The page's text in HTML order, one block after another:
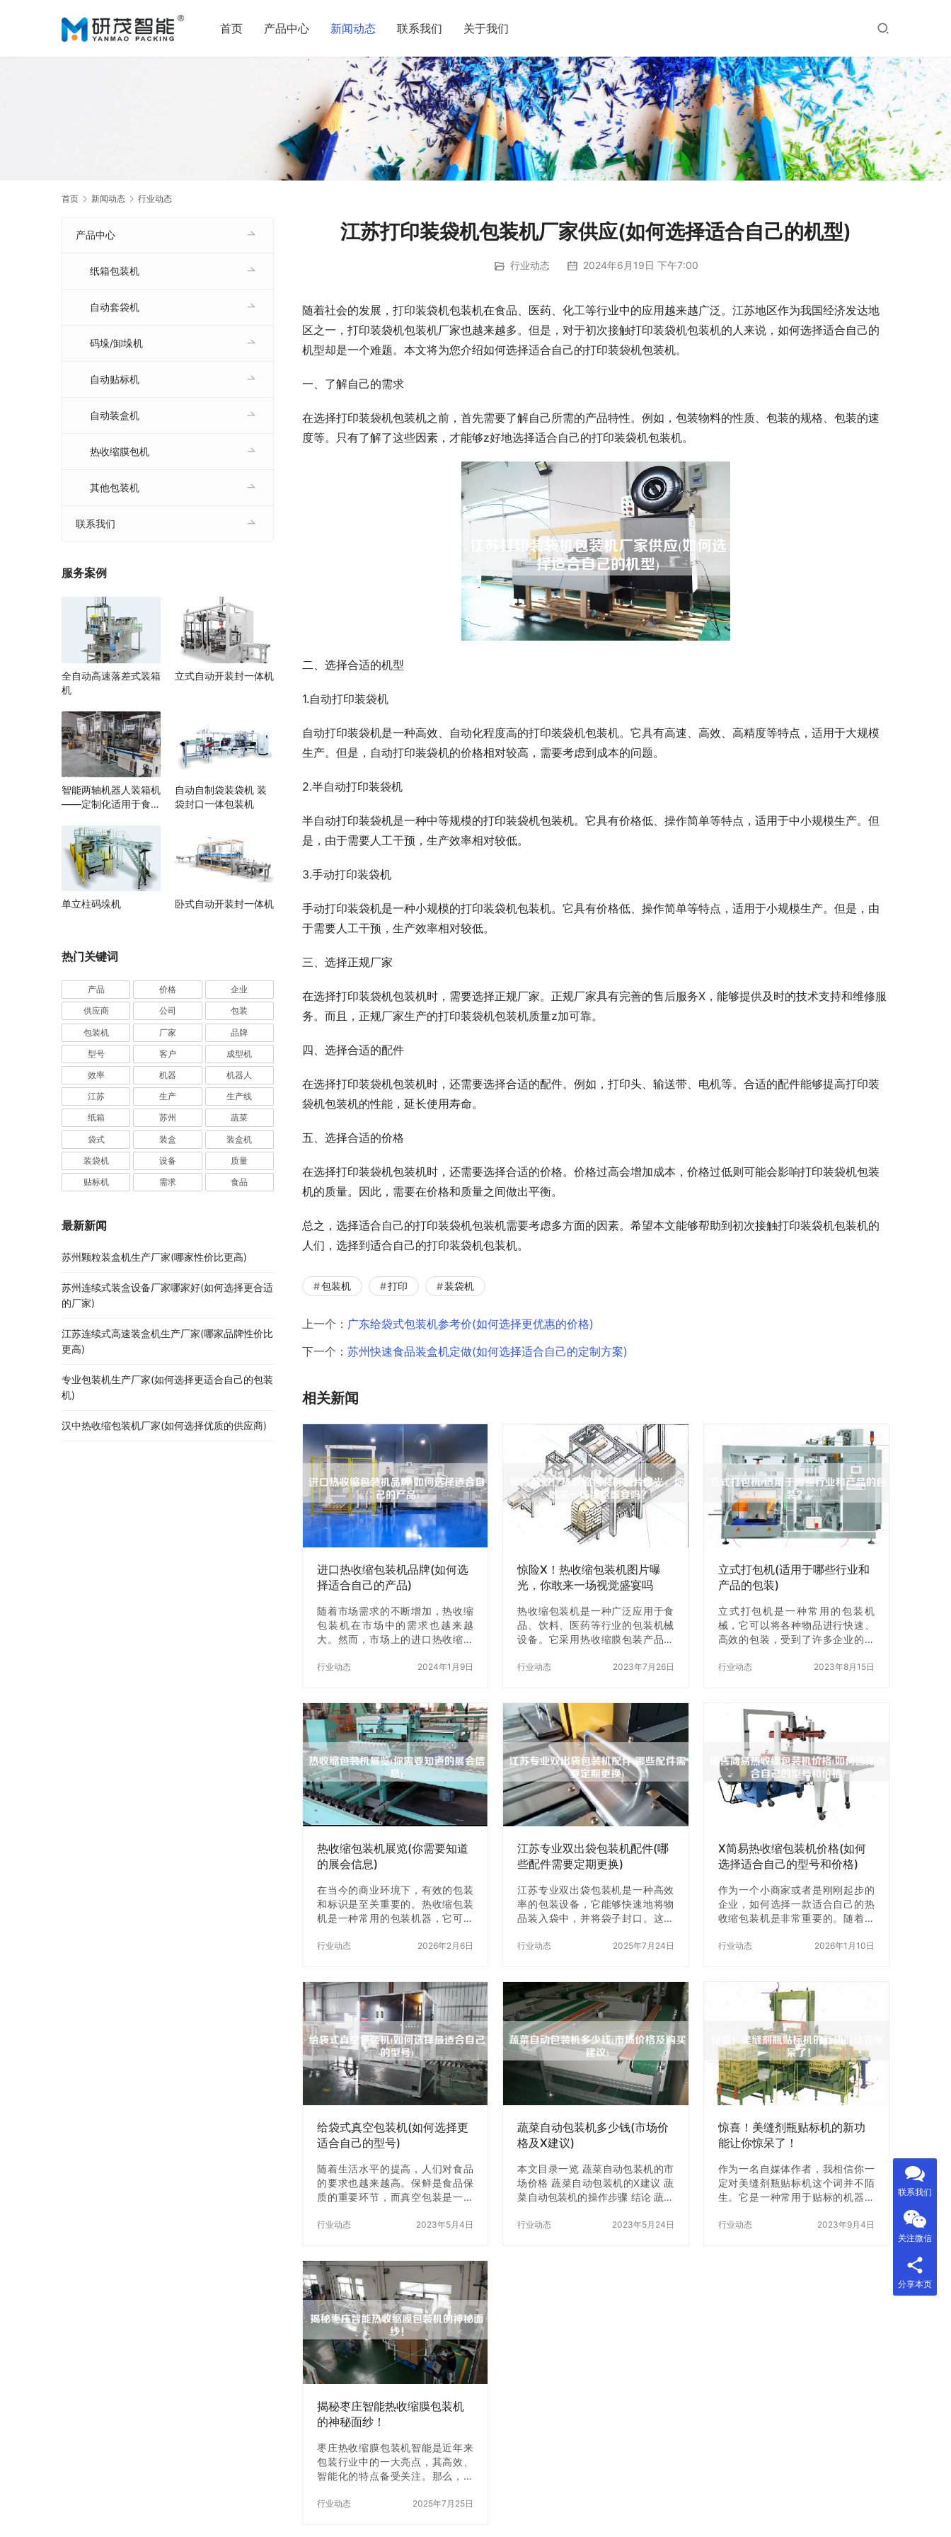
首页 产品中心 新闻动态 联系我们 关于我们
首页 新闻动态 行业动态
江苏打印装袋机包装机厂家供应(如何选择适合自己的机型)
行业动态 2024年6月19日 下午7:00
随着社会的发展，打印装袋机包装机在食品、医药、化工等行业中的应用越来越广泛。江苏地区作为我国经济发达地
区之一，打印装袋机包装机厂家也越来越多。但是，对于初次接触打印装袋机包装机的人来说，如何选择适合自己的
机型却是一个难题。本文将为您介绍如何选择适合自己的打印装袋机包装机。
一、了解自己的需求
在选择打印装袋机包装机之前，首先需要了解自己所需的产品特性。例如，包装物料的性质、包装的规格、包装的速
度等。只有了解了这些因素，才能够z好地选择适合自己的打印装袋机包装机。
二、选择合适的机型
1.自动打印装袋机
自动打印装袋机是一种高效、自动化程度高的打印装袋机包装机。它具有高速、高效、高精度等特点，适用于大规模
生产。但是，自动打印装袋机的价格相对较高，需要考虑到成本的问题。
2.半自动打印装袋机
半自动打印装袋机是一种中等规模的打印装袋机包装机。它具有价格低、操作简单等特点，适用于中小规模生产。但
是，由于需要人工干预，生产效率相对较低。
3.手动打印装袋机
手动打印装袋机是一种小规模的打印装袋机包装机。它具有价格低、操作简单等特点，适用于小规模生产。但是，由
于需要人工干预，生产效率相对较低。
三、选择正规厂家
在选择打印装袋机包装机时，需要选择正规厂家。正规厂家具有完善的售后服务X，能够提供及时的技术支持和维修服
务。而且，正规厂家生产的打印装袋机包装机质量z加可靠。
四、选择合适的配件
在选择打印装袋机包装机时，还需要选择合适的配件。例如，打印头、输送带、电机等。合适的配件能够提高打印装
袋机包装机的性能，延长使用寿命。
五、选择合适的价格
在选择打印装袋机包装机时，还需要选择合适的价格。价格过高会增加成本，价格过低则可能会影响打印装袋机包装
机的质量。因此，需要在价格和质量之间做出平衡。
总之，选择适合自己的打印装袋机包装机需要考虑多方面的因素。希望本文能够帮助到初次接触打印装袋机包装机的
人们，选择到适合自己的打印装袋机包装机。
包装机 打印 装袋机
上一个： 广东给袋式包装机参考价(如何选择更优惠的价格)
下一个： 苏州快速食品装盒机定做(如何选择适合自己的定制方案)
相关新闻
进口热收缩包装机品牌(如何选
择适合自己的产品)
随着市场需求的不断增加，热收缩
包装机在市场中的需求也越来越
大。然而，市场上的进口热收缩包
自己的产品成为了许多消费者的难
一、了解自己的需求 在选择进口热
收缩包装机品牌之前，首先需要了
解自己的需求。不同的行业、不同
的产品对热收缩包装机的需求也不
同。比如，食品行业对包装的卫生
性要求比较高，需要选择具有防
水、防潮、防尘等功能的热收缩包
装机。而对于一些大型机械设备的
包装，则需要选择具有大包装尺
行业动态 2024年1月9日
惊险X！热收缩包装机图片曝
光，你敢来一场视觉盛宴吗
热收缩包装机是一种广泛应用于食
品、饮料、医药等行业的包装机械
设备。它采用热收缩膜包装产品，
品的保质期，并且具有美观、防伪
的神秘面纱。 一、什么是热收缩包
装机？ 热收缩包装机是一种专业的
包装设备，主要用于对各种产品进
行包装。它采用热收缩膜对产品进
行包装，通过加热使膜收缩，将产
品包裹在膜中，从而达到保护产
品、美化产品的效果。 二、热收缩
包装机的工作原理 热收缩包装机的
工作原理是将产品放入包装机内，
行业动态 2023年7月26日
立式打包机(适用于哪些行业和
产品的包装)
立式打包机是一种常用的包装机
械，它可以将各种物品进行快速、
高效的包装，受到了许多企业的青
行业和产品的包装呢？接下来，本
动化包装设备，它采用先进的电子
控制技术和机械传动技术，能够对
各种形状的物品进行快速、准确的
包装。立式打包机的基本原理是：
将物品放入包装袋中，然后将包装
袋放入打包机的打包位置，启动机
器后，机器会自动完成包装袋的封
口、切断、收缩等操作，z终完成包
装。 二、立式打包机适用的行业 1.
行业动态 2023年8月15日
热收缩包装机展览(你需要知道
的展会信息)
在当今的商业环境下，有效的包装
和标识是至关重要的。热收缩包装
机是一种常用的包装机器，它可以
热使其收缩以达到包装和标识的效
机。那么，你应该去哪里寻找这样
的机器呢？答案是热收缩包装机展
览。 热收缩包装机展览是一个专门
展示热收缩包装机的展览会。在这
里，你可以找到各种不同类型的热
收缩包装机，包括手动、半自动和
全自动热收缩包装机。此外，你还
可以找到各种不同的供应商和制造
商，他们会向你展示他们的z新产品
行业动态 2026年2月6日
江苏专业双出袋包装机配件(哪
些配件需要定期更换)
江苏专业双出袋包装机是一种高效
率的包装设备，它能够快速地将物
品装入袋中，并将袋子封口。这种
等行业，因为它们需要高效率和高
运行和保持高效率。本文将介绍江
苏专业双出袋包装机的哪些配件需
要定期z换。 一、导向轮 导向轮是
江苏专业双出袋包装机的重要组成
部分，它们负责将袋子引导到正确
的位置。导向轮通常由橡胶或聚氨
酯制成，这些材料具有耐磨性和耐
腐蚀性。然而，长时间的使用会导
致导向轮磨损，这将导致袋子无法
行业动态 2025年7月24日
X简易热收缩包装机价格(如何
选择适合自己的型号和价格)
作为一个小商家或者是刚刚起步的
企业，如何选择一款适合自己的热
收缩包装机是非常重要的。随着市
类也越来越多，价格也各不相同。
如何选择适合自己的热收缩包装
机。 一、了解热收缩包装机的种类
在选择热收缩包装机之前，我们需
要了解热收缩包装机的种类。目前
市场上主要有以下几种热收缩包装
机： 1.手动热收缩包装机 手动热收
缩包装机是一种比较简单的热收缩
包装机，通常适用于小型企业或者
个体户。它的价格相对较低，操作
行业动态 2026年1月10日
给袋式真空包装机(如何选择更
适合自己的型号)
随着生活水平的提高，人们对食品
的要求也越来越高。保鲜是食品保
质的重要环节，而真空包装是一种
包装机是一种常见的真空包装设
场上的给袋式真空包装机种类繁
多，如何选择z适合自己的型号呢？
本文将为您介绍如何选择z适合自己
的给袋式真空包装机。 一、了解给
袋式真空包装机的工作原理 在选择
给袋式真空包装机之前，我们需要
了解它的工作原理。给袋式真空包
装机将食品放入塑料袋中，然后将
塑料袋放入真空室中。真空室将空
行业动态 2023年5月4日
蔬菜自动包装机多少钱(市场价
格及X建议)
本文目录一览 蔬菜自动包装机的市
场价格 蔬菜自动包装机的X建议 蔬
菜自动包装机的操作步骤 结论 蔬菜
备，它可以将蔬菜快速、高效地包
行业动态 2023年5月24日
惊喜！美缝剂瓶贴标机的新功
能让你惊呆了！
作为一名自媒体作者，我相信你一
定对美缝剂瓶贴标机这个词并不陌
生。它是一种常用于贴标的机器，
是，你是否知道，z近这个机器又有
行业动态 2023年9月4日
揭秘枣庄智能热收缩膜包装机
的神秘面纱！
枣庄热收缩膜包装机智能是近年来
包装行业中的一大亮点，其高效、
智能化的特点备受关注。那么，这
面纱呢？下面，我们就来揭秘一
行业动态 2025年7月25日
产品中心
纸箱包装机
自动套袋机
码垛/卸垛机
自动贴标机
自动装盒机
热收缩膜包机
其他包装机
联系我们
服务案例
全自动高速落差式装箱
机
立式自动开装封一体机
智能两轴机器人装箱机
——定制化适用于食
动化生产线厂家
自动自制袋装袋机 装
袋封口一体包装机
单立柱码垛机 卧式自动开装封一体机
热门关键词
产品 价格 企业
供应商 公司 包装
包装机 厂家 品牌
型号 客户 成型机
效率 机器 机器人
江苏 生产 生产线
纸箱 苏州 蔬菜
袋式 装盒 装盒机
装袋机 设备 质量
贴标机 需求 食品
最新新闻
苏州颗粒装盒机生产厂家(哪家性价比更高)
苏州连续式装盒设备厂家哪家好(如何选择更合适
的厂家)
江苏连续式高速装盒机生产厂家(哪家品牌性价比
更高)
专业包装机生产厂家(如何选择更适合自己的包装
机)
汉中热收缩包装机厂家(如何选择优质的供应商)
联系我们
关注微信
分享本页